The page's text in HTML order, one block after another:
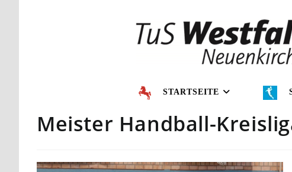
STARTSEITE
Meister Handball-